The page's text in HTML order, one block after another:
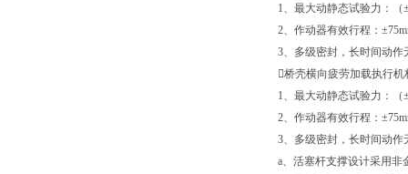
1、最大动静态试验力：（
2、作动器有效行程：
3、多级密封，长时间动作
桥壳横向疲劳加载执行
1、最大动静态试验力：（
2、作动器有效行程：
3、多级密封，长时间动作
a、活塞杆支撑设计采用